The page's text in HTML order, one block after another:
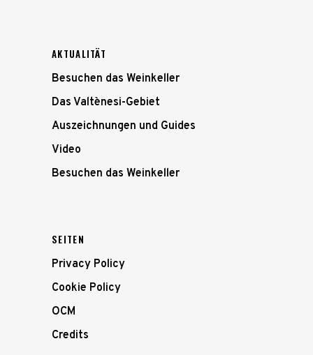
AKTUALITÄT
Besuchen das Weinkeller
Das Valtènesi-Gebiet
Auszeichnungen und Guides
Video
Besuchen das Weinkeller
SEITEN
Privacy Policy
Cookie Policy
OCM
Credits